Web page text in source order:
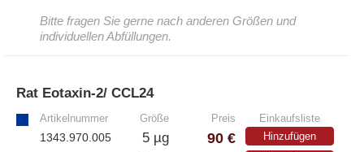
Bitte fragen Sie gerne nach anderen Größen und
individuellen Abfüllungen.
Rat Eotaxin-2/ CCL24
Artikelnummer Größe Preis Einkaufsliste
1343.970.005 5 µg 90 € Hinzufügen